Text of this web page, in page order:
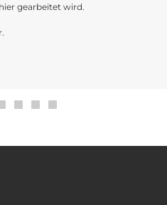
gearbeitet wird.